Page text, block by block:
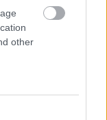
other